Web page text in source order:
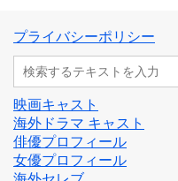
プライバシーポリシー
映画キャスト
海外ドラマ キャスト
俳優プロフィール
女優プロフィール